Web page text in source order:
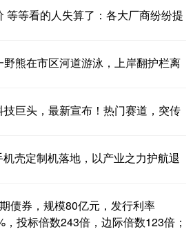
等等看的人失算了：各大厂商纷纷提
熊在市区河道游泳，上岸翻护栏离
巨头，最新宣布！热门赛道，突传
壳定制机落地，以产业之力护航退
债券，规模80亿元，发行利率
投标倍数243倍，边际倍数123倍；